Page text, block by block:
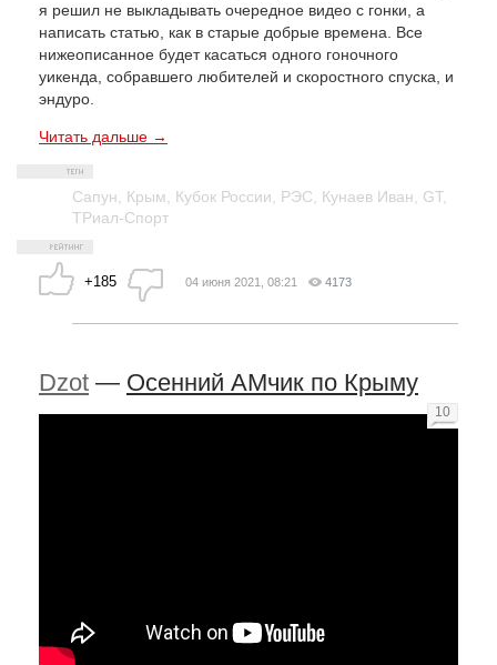
я решил не выкладывать очередное видео с гонки, а
написать статью, как в старые добрые времена. Все
нижеописанное будет касаться одного гоночного
уикенда, собравшего любителей и скоростного спуска, и
эндуро.
Читать дальше →
Сапун, Крым, Кубок России, РЭС, Кунаев Иван, GT,
ТРиал-Спорт
+185 04 июня 2021, 08:21 4173
Dzot — Осенний АМчик по Крыму
10